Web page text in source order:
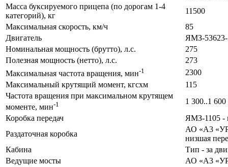
Масса буксируемого прицепа (по дорогам 1-4
категорий), кг
11500
Максимальная скорость, км/ч
85
Двигатель
ЯМЗ-
Номинальная мощность (брутто), л.с.
275
Полезная мощность (нетто), л.с.
273
Максимальная частота вращения, мин-1
2300
Максимальный крутящий момент, кгсхм
115
Частота вращения при максимальном крутящем
моменте, мин-1
1 300..1 600
Коробка передач
ЯМЗ-1105 -
Раздаточная коробка
АО «A3
низшая
Кабина
Тип - за
Ведущие мосты
АО «A3